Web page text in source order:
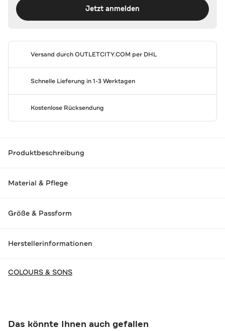
Jetzt anmelden
Versand durchOUTLETCITY.COM per DHL
Schnelle Lieferung in 1-3 Werktagen
Kostenlose Rücksendung
Produktbeschreibung
Material & Pflege
Größe & Passform
Herstellerinformationen
COLOURS & SONS
Das könnte Ihnen auch gefallen